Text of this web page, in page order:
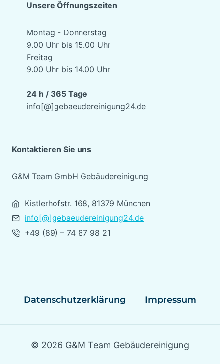
Unsere Öffnungszeiten
Montag - Donnerstag
9.00 Uhr bis 15.00 Uhr
Freitag
9.00 Uhr bis 14.00 Uhr
24 h / 365 Tage
info[@]gebaeudereinigung24.de
Kontaktieren Sie uns
G&M Team GmbH Gebäudereinigung
Kistlerhofstr. 168, 81379 München
info[@]gebaeudereinigung24.de
+49 (89) – 74 87 98 21
Datenschutzerklärung Impressum
© 2026 G&M Team Gebäudereinigung